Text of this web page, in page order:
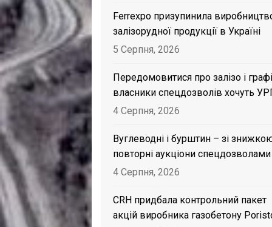
Ferrexpo призупинила
залізорудної продукції в Україні
5 Серпня, 2026
Передомовитися про залізо і
власники спецдозволів хочуть
4 Серпня, 2026
Вуглеводні і бурштин – зі
повторні аукціони спецдозволами
4 Серпня, 2026
CRH придбала контрольний пакет
акцій виробника газобетону